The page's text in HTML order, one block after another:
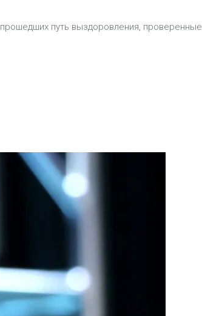
путь выздоровления, проверенные